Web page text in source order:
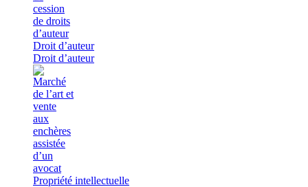
Droit d’auteur
Droit d’auteur
Propriété intellectuelle